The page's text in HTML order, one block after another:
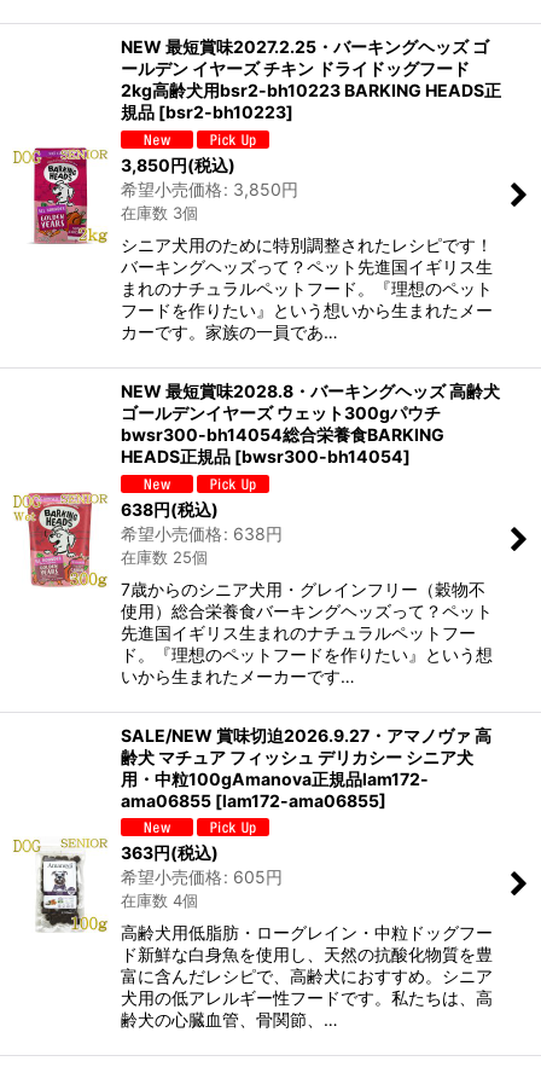
NEW 最短賞味2027.2.25・バーキングヘッズ ゴ
ールデン イヤーズ チキン ドライドッグフード
2kg高齢犬用bsr2-bh10223 BARKING HEADS正
規品 [bsr2-bh10223]
3,850円(税込)
希望小売価格: 3,850円
在庫数 3個
シニア犬用のために特別調整されたレシピです！
バーキングヘッズって？ペット先進国イギリス生
まれのナチュラルペットフード。『理想のペット
フードを作りたい』という想いから生まれたメー
カーです。家族の一員であ…
NEW 最短賞味2028.8・バーキングヘッズ 高齢犬
ゴールデンイヤーズ ウェット300gパウチ
bwsr300-bh14054総合栄養食BARKING
HEADS正規品 [bwsr300-bh14054]
638円(税込)
希望小売価格: 638円
在庫数 25個
7歳からのシニア犬用・グレインフリー（穀物不
使用）総合栄養食バーキングヘッズって？ペット
先進国イギリス生まれのナチュラルペットフー
ド。『理想のペットフードを作りたい』という想
いから生まれたメーカーです…
SALE/NEW 賞味切迫2026.9.27・アマノヴァ 高
齢犬 マチュア フィッシュ デリカシー シニア犬
用・中粒100gAmanova正規品lam172-
ama06855 [lam172-ama06855]
363円(税込)
希望小売価格: 605円
在庫数 4個
高齢犬用低脂肪・ローグレイン・中粒ドッグフー
ド新鮮な白身魚を使用し、天然の抗酸化物質を豊
富に含んだレシピで、高齢犬におすすめ。シニア
犬用の低アレルギー性フードです。私たちは、高
齢犬の心臓血管、骨関節、…